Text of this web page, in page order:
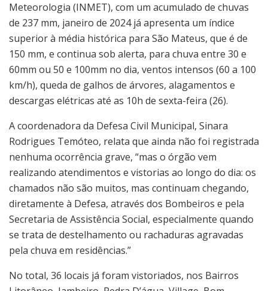
Meteorologia (INMET), com um acumulado de chuvas
de 237 mm, janeiro de 2024 já apresenta um índice
superior à média histórica para São Mateus, que é de
150 mm, e continua sob alerta, para chuva entre 30 e
60mm ou 50 e 100mm no dia, ventos intensos (60 a 100
km/h), queda de galhos de árvores, alagamentos e
descargas elétricas até as 10h de sexta-feira (26).
A coordenadora da Defesa Civil Municipal, Sinara
Rodrigues Temóteo, relata que ainda não foi registrada
nenhuma ocorrência grave, “mas o órgão vem
realizando atendimentos e vistorias ao longo do dia: os
chamados não são muitos, mas continuam chegando,
diretamente à Defesa, através dos Bombeiros e pela
Secretaria de Assistência Social, especialmente quando
se trata de destelhamento ou rachaduras agravadas
pela chuva em residências.”
No total, 36 locais já foram vistoriados, nos Bairros